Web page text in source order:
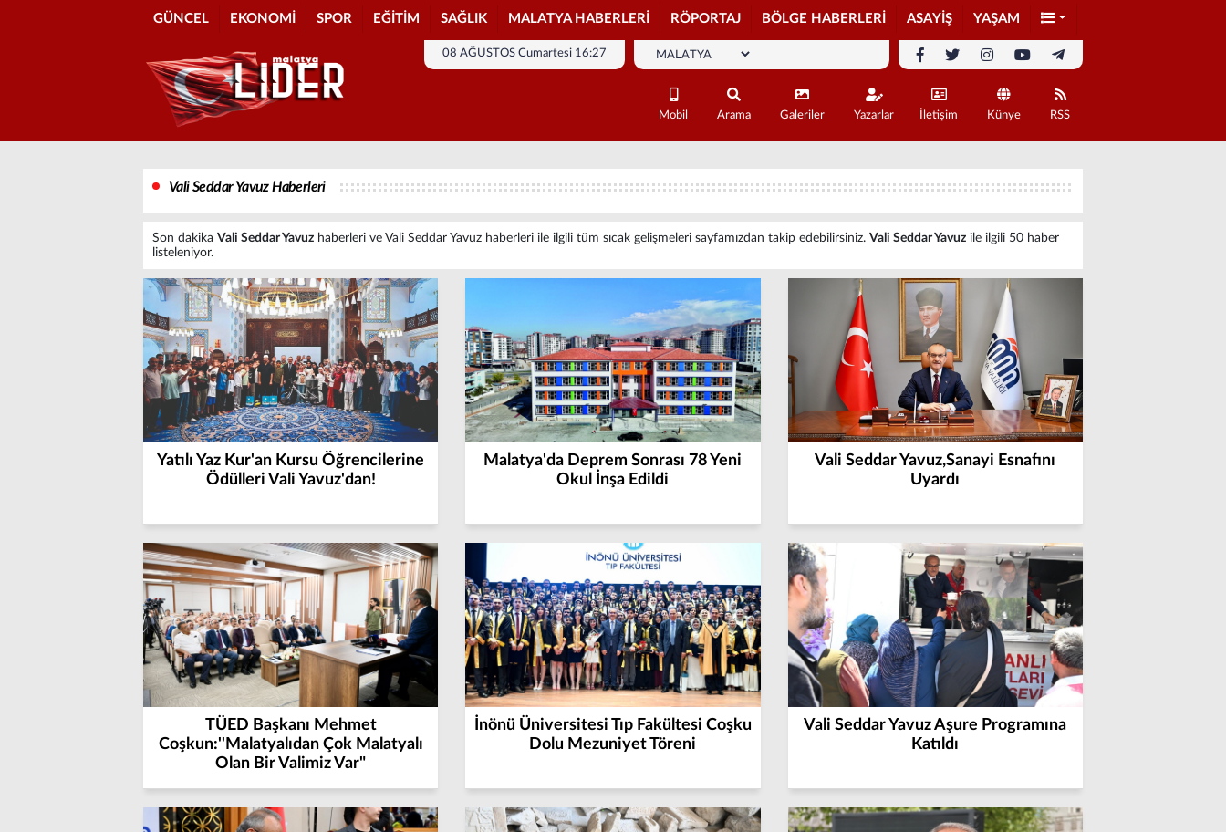
GÜNCEL EKONOMİ SPOR EĞİTİM SAĞLIK MALATYA HABERLERİ RÖPORTAJ BÖLGE HABERLERİ ASAYİŞ YAŞAM
08 AĞUSTOS Cumartesi 16:27
Mobil Arama Galeriler Yazarlar İletişim Künye RSS
Vali Seddar Yavuz Haberleri
Son dakika Vali Seddar Yavuz haberleri ve Vali Seddar Yavuz haberleri ile ilgili tüm sıcak gelişmeleri sayfamızdan takip edebilirsiniz. Vali Seddar Yavuz ile ilgili 50 haber
listeleniyor.
Yatılı Yaz Kur'an Kursu Öğrencilerine
Ödülleri Vali Yavuz'dan!
Malatya'da Deprem Sonrası 78 Yeni
Okul İnşa Edildi
Vali Seddar Yavuz,Sanayi Esnafını
Uyardı
TÜED Başkanı Mehmet
Coşkun:''Malatyalıdan Çok Malatyalı
Olan Bir Valimiz Var"
İnönü Üniversitesi Tıp Fakültesi Coşku
Dolu Mezuniyet Töreni
Vali Seddar Yavuz Aşure Programına
Katıldı